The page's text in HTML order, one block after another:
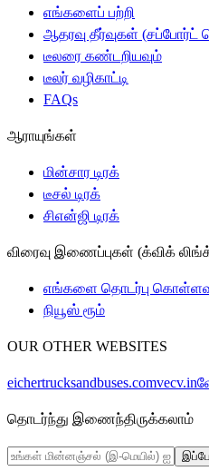
எங்களைப் பற்றி
ஆதரவு தீர்வுகள்
டீலரை கண்டறியவும்
டீலர் வழிகாட்டி
FAQs
ஆராயுங்கள்
மின்சார டிரக்
டீசல் டிரக்
சிஎன்ஜி டிரக்
விரைவு இணைப்புகள் (க்விக்
எங்களை தொடர்பு
நியூஸ் ரூம்
OUR OTHER WEBSITES
eichertrucksandbuses.comvecv.in
தொடர்ந்து இணைந்திருக்கலாம்